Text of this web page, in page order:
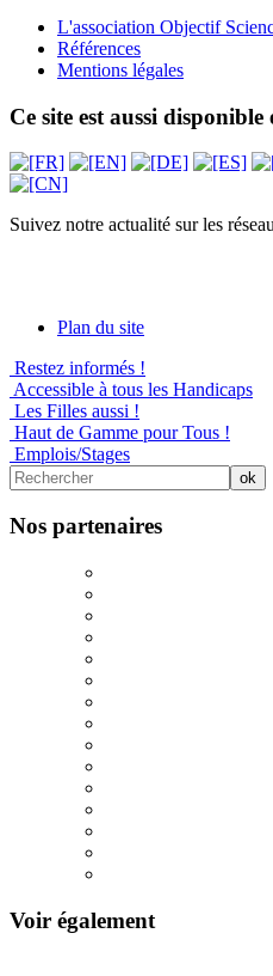
L'association Objectif
Références
Mentions légales
Ce site est aussi disponible
Suivez notre actualité sur les
Plan du site
Restez informés !
Accessible à tous les Handicaps
Les Filles aussi !
Haut de Gamme pour Tous !
Emplois/Stages
Nos partenaires
Voir également